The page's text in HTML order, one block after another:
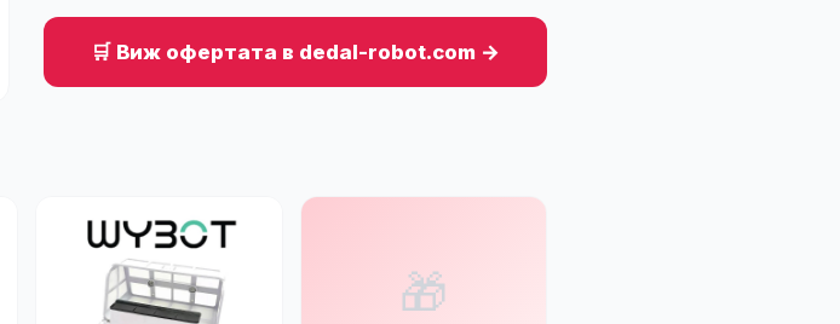
🛒 Виж офертата в dedal-robot.com →
🎁